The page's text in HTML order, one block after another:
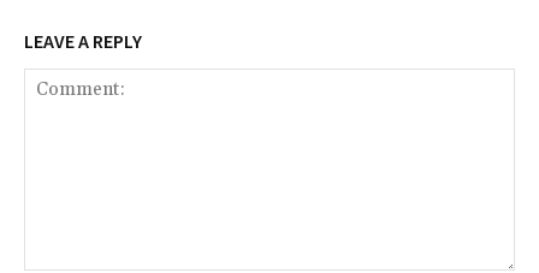
LEAVE A REPLY